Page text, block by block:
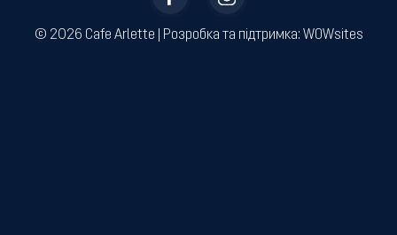
© 2026 Cafe Arlette | ­Розробка та підтримка: WOWsites